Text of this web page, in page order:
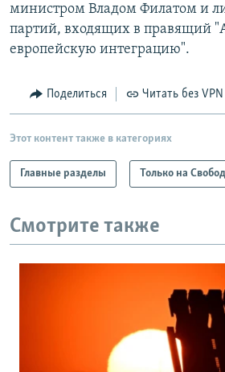
министром Владом Филатом и
партий, входящих в правящий
европейскую интеграцию".
Поделиться Читать без VPN
Этот контент также в категориях
Главные разделы Только на
Смотрите также